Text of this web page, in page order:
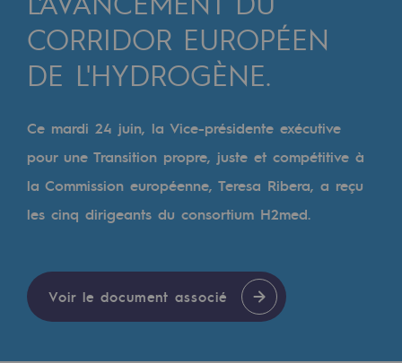
Les énergies d'avenir
Notre vision
Gaz renouvelables et procédés
Pyrogazéification et gazéification
Méthanation
Nouveaux usages
CORRIDOR EUROPÉEN
DE L'HYDROGÈNE.
Ce mardi 24 juin, la Vice-présidente exécutive
pour une Transition propre, juste et compétitive à
la Commission européenne, Teresa Ribera, a reçu
les cinq dirigeants du consortium H2med.
Voir le document associé